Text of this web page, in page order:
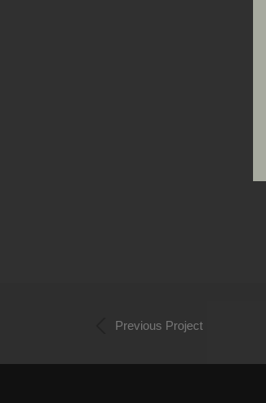
Previous Project